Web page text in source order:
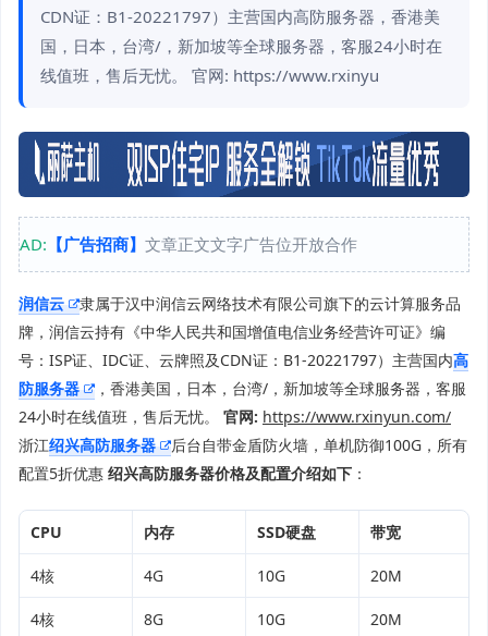
CDN证：B1-20221797）主营国内高防服务器，香港美
国，日本，台湾/，新加坡等全球服务器，客服24小时在
线值班，售后无忧。 官网: https://www.rxinyu
AD: 【广告招商】 文章正文文字广告位开放合作
润信云
隶属于汉中润信云网络技术有限公司旗下的云计算服务品
牌，润信云持有《中华人民共和国增值电信业务经营许可证》编
号：ISP证、IDC证、云牌照及CDN证：B1-20221797）主营国内高
防服务器
，香港美国，日本，台湾/，新加坡等全球服务器，客服
24小时在线值班，售后无忧。 官网: https://www.rxinyun.com/
浙江绍兴高防服务器
后台自带金盾防火墙，单机防御100G，所有
配置5折优惠 绍兴高防服务器价格及配置介绍如下 ：
CPU 内存 SSD硬盘 带宽
4核 4G 10G 20M
4核 8G 10G 20M